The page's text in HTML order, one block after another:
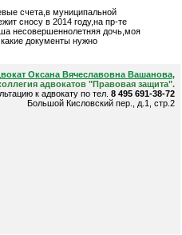
счета,в муниципальной
сносу в 2014 году,на пр-те
несовершеннолетняя дочь,моя
документы нужно
Оксана Вячеславовна Вашанова,
адвокатов "Правовая защита".
к адвокату по тел. 8 495 691-38-72
Большой Кисловский пер., д.1, стр.2